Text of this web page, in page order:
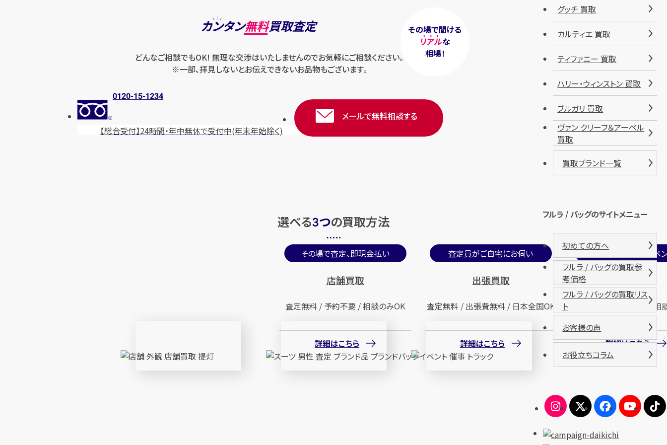
その場で聞ける
リアルな
相場！
カンタン無料買取査定
どんなご相談でもOK! 無理な交渉はいたしませんのでお気軽にご相談ください。
※一部、拝見しないとお伝えできないお品物もございます。
0120-15-1234
【総合受付】24時間・年中無休で受付中(年末年始除く)
メールで無料相談する
選べる3つの買取方法
その場で査定、即現金払い
店舗買取
査定無料 / 予約不要 / 相談のみOK
詳細はこちら
査定員がご自宅にお伺い
出張買取
査定無料 / 出張費無料 / 日本全国OK
詳細はこちら
期間限定買取イベ
催事買取
査定無料 / 来場無料 / 相
詳細はこちら
グッチ 買取
カルティエ 買取
ティファニー 買取
ハリー・ウィンストン 買取
ブルガリ 買取
ヴァン クリーフ＆アーペル
買取
買取ブランド一覧
フルラ / バッグのサイトメニュー
初めての方へ
フルラ / バッグの買取参
考価格
フルラ / バッグの買取リス
ト
お客様の声
お役立ちコラム